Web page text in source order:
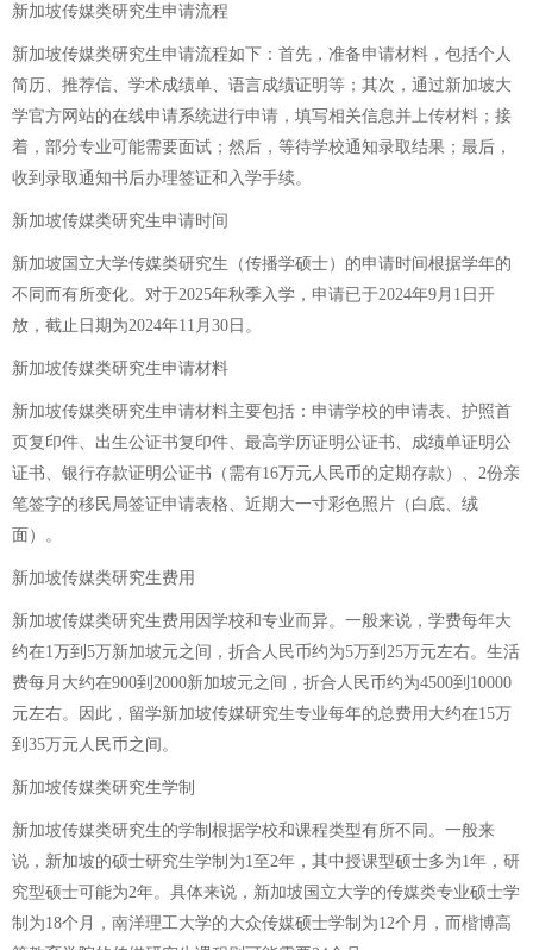
新加坡传媒类研究生申请流程
新加坡传媒类研究生申请流程如下：首先，准备申请材料，包括个人
简历、推荐信、学术成绩单、语言成绩证明等；其次，通过新加坡大
学官方网站的在线申请系统进行申请，填写相关信息并上传材料；接
着，部分专业可能需要面试；然后，等待学校通知录取结果；最后，
收到录取通知书后办理签证和入学手续。
新加坡传媒类研究生申请时间
新加坡国立大学传媒类研究生（传播学硕士）的申请时间根据学年的
不同而有所变化。对于2025年秋季入学，申请已于2024年9月1日开
放，截止日期为2024年11月30日。
新加坡传媒类研究生申请材料
新加坡传媒类研究生申请材料主要包括：申请学校的申请表、护照首
页复印件、出生公证书复印件、最高学历证明公证书、成绩单证明公
证书、银行存款证明公证书（需有16万元人民币的定期存款）、2份亲
笔签字的移民局签证申请表格、近期大一寸彩色照片（白底、绒
面）。
新加坡传媒类研究生费用
新加坡传媒类研究生费用因学校和专业而异。一般来说，学费每年大
约在1万到5万新加坡元之间，折合人民币约为5万到25万元左右。生活
费每月大约在900到2000新加坡元之间，折合人民币约为4500到10000
元左右。因此，留学新加坡传媒研究生专业每年的总费用大约在15万
到35万元人民币之间。
新加坡传媒类研究生学制
新加坡传媒类研究生的学制根据学校和课程类型有所不同。一般来
说，新加坡的硕士研究生学制为1至2年，其中授课型硕士多为1年，研
究型硕士可能为2年。具体来说，新加坡国立大学的传媒类专业硕士学
制为18个月，南洋理工大学的大众传媒硕士学制为12个月，而楷博高